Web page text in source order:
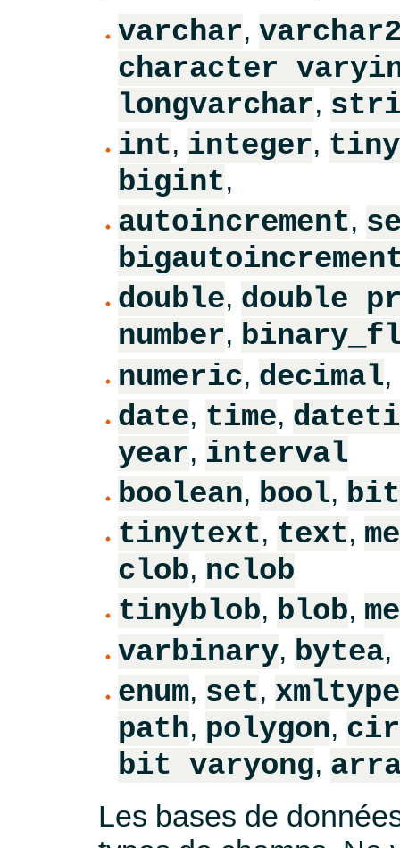
varchar,
character
longvarchar,
int, integer,
bigint,
autoincrement,
double, double
number,
numeric, decimal,
date, time,
year, interval
boolean, bool, bit
tinytext, text,
clob, nclob
tinyblob, blob,
varbinary, bytea,
enum, set, xmltype
path, polygon,
bit varyong,
Les bases de